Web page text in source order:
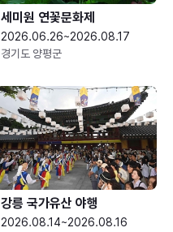
세미원 연꽃문화제
2026.06.26~2026.08.17
경기도 양평군
강릉 국가유산 야행
2026.08.14~2026.08.16